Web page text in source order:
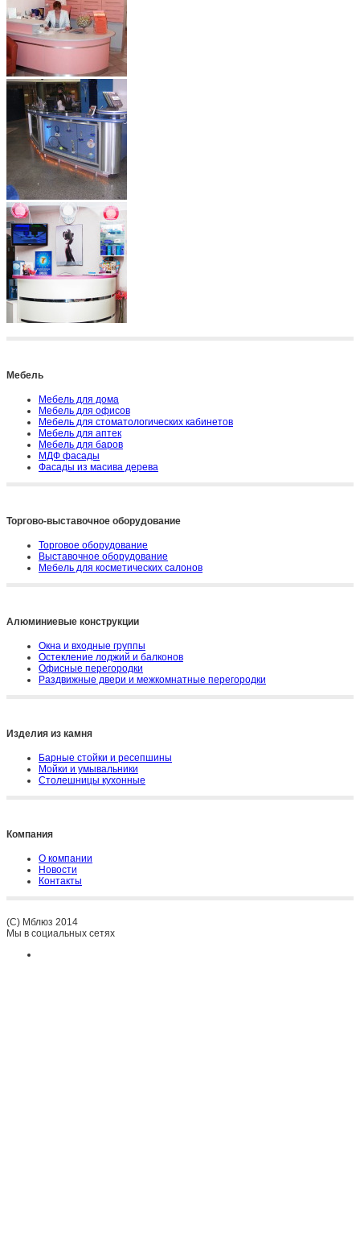
Мебель
Мебель для дома
Мебель для офисов
Мебель для стоматологических кабинетов
Мебель для аптек
Мебель для баров
МДФ фасады
Фасады из масива дерева
Торгово-выставочное оборудование
Торговое оборудование
Выставочное оборудование
Мебель для косметических салонов
Алюминиевые конструкции
Окна и входные группы
Остекление лоджий и балконов
Офисные перегородки
Раздвижные двери и межкомнатные перегородки
Изделия из камня
Барные стойки и ресепшины
Мойки и умывальники
Столешницы кухонные
Компания
О компании
Новости
Контакты
(C) Мблюз 2014
Мы в социальных сетях